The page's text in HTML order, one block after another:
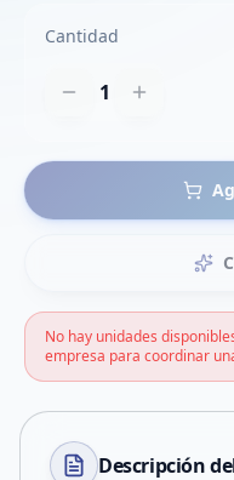
Cantidad
1
No hay unidades
empresa para coordinar
Descripción